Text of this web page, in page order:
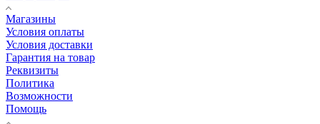
Магазины
Условия оплаты
Условия доставки
Гарантия на товар
Реквизиты
Политика
Возможности
Помощь